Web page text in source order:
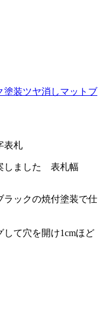
塗装ツヤ消しマットブ
表札
しました 表札幅
ラックの焼付塗装で仕
て穴を開け1cmほど